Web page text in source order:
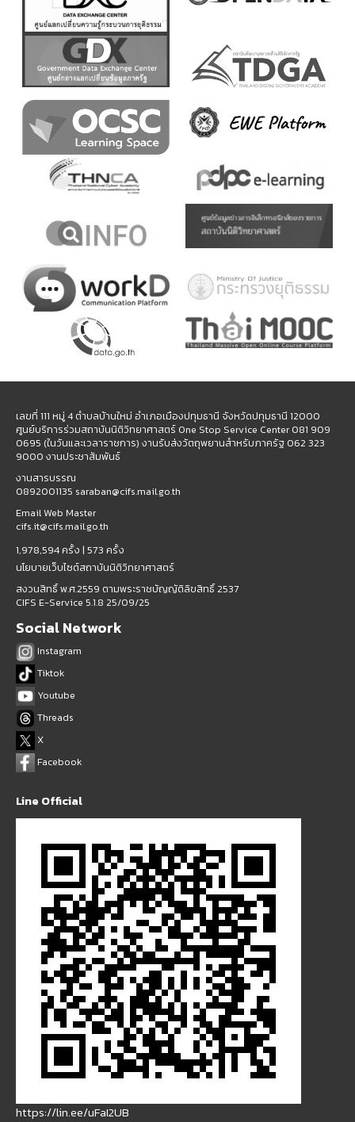
เลขที่ 111 หมู่ 4 ตำบลบ้านใหม่ อำเภอเมืองปทุมธานี จังหวัดปทุมธานี 12000
ศูนย์บริการร่วมสถาบันนิติวิทยาศาสตร์ One Stop Service Center 081 909
0695 (ในวันและเวลาราชการ) งานรับส่งวัตถุพยานสำหรับภาครัฐ 062 323
9000 งานประชาสัมพันธ์
งานสารบรรณ
0892001135 saraban@cifs.mail.go.th
Email Web Master
cifs.it@cifs.mail.go.th
1,978,594 ครั้ง | 573 ครั้ง
นโยบายเว็บไซต์สถาบันนิติวิทยาศาสตร์
สงวนสิทธิ์ พ.ศ.2559 ตามพระราชบัญญัติลิขสิทธิ์ 2537
CIFS E-Service 5.1.8 25/09/25
Social Network
Instagram
Tiktok
Youtube
Threads
X
Facebook
Line Official
https://lin.ee/uFaI2UB